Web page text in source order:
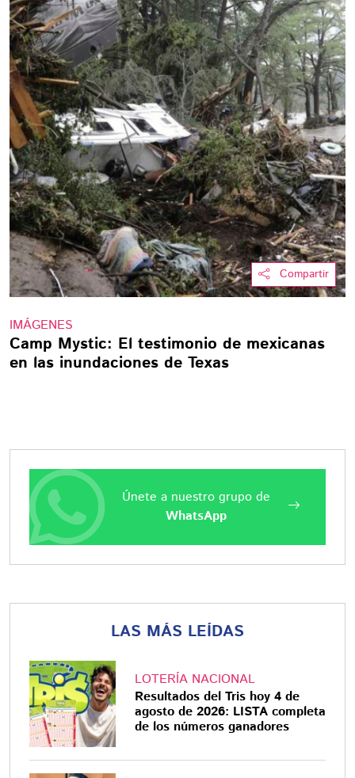
Compartir
IMÁGENES
Camp Mystic: El testimonio de mexicanas
en las inundaciones de Texas
Únete a nuestro grupo de
WhatsApp
LAS MÁS LEÍDAS
LOTERÍA NACIONAL
Resultados del Tris hoy 4 de
agosto de 2026: LISTA completa
de los números ganadores